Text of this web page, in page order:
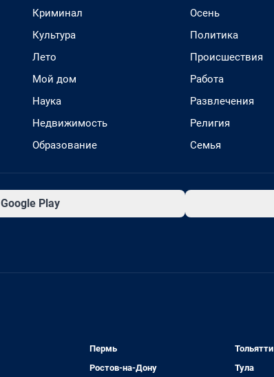
Криминал
Культура
Лето
Мой дом
Наука
Недвижимость
Образование
Осень
Политика
Происшествия
Работа
Развлечения
Религия
Семья
Google Play
Пермь
Ростов-на-Дону
Тольятти
Тула